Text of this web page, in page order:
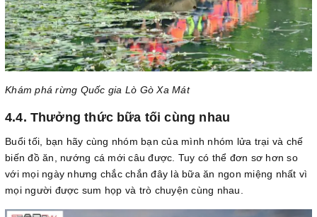
Khám phá rừng Quốc gia Lò Gò Xa Mát
4.4. Thưởng thức bữa tối cùng nhau
Buổi tối, bạn hãy cùng nhóm bạn của mình nhóm lửa trại và chế
biến đồ ăn, nướng cá mới câu được. Tuy có thể đơn sơ hơn so
với mọi ngày nhưng chắc chắn đây là bữa ăn ngon miệng nhất vì
mọi người được sum họp và trò chuyện cùng nhau.